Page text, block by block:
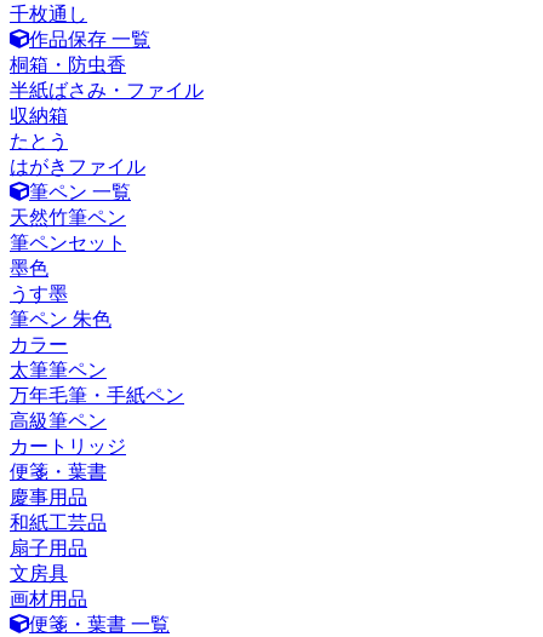
千枚通し
作品保存 一覧
桐箱・防虫香
半紙ばさみ・ファイル
収納箱
たとう
はがきファイル
筆ペン 一覧
天然竹筆ペン
筆ペンセット
墨色
うす墨
筆ペン 朱色
カラー
太筆筆ペン
万年毛筆・手紙ペン
高級筆ペン
カートリッジ
便箋・葉書
慶事用品
和紙工芸品
扇子用品
文房具
画材用品
便箋・葉書 一覧